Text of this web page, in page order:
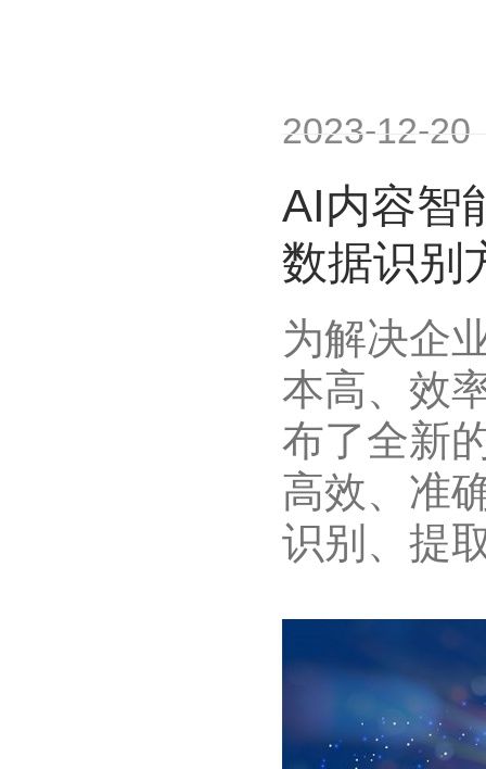
2023-12-20
AI内容智
数据识别
为解决企
本高、效
布了全新
高效、准
识别、提